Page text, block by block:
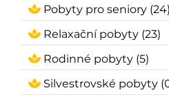
Pobyty pro seniory (24)
Relaxační pobyty (23)
Rodinné pobyty (5)
Silvestrovské pobyty